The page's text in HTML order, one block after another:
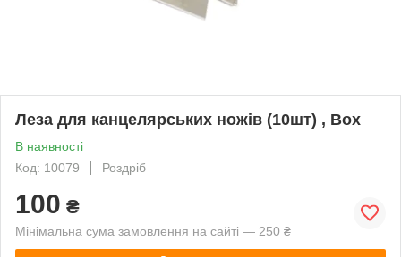
Леза для канцелярських ножів (10шт) , Box
В наявності
Код: 10079
Роздріб
100 ₴
Мінімальна сума замовлення на сайті — 250 ₴